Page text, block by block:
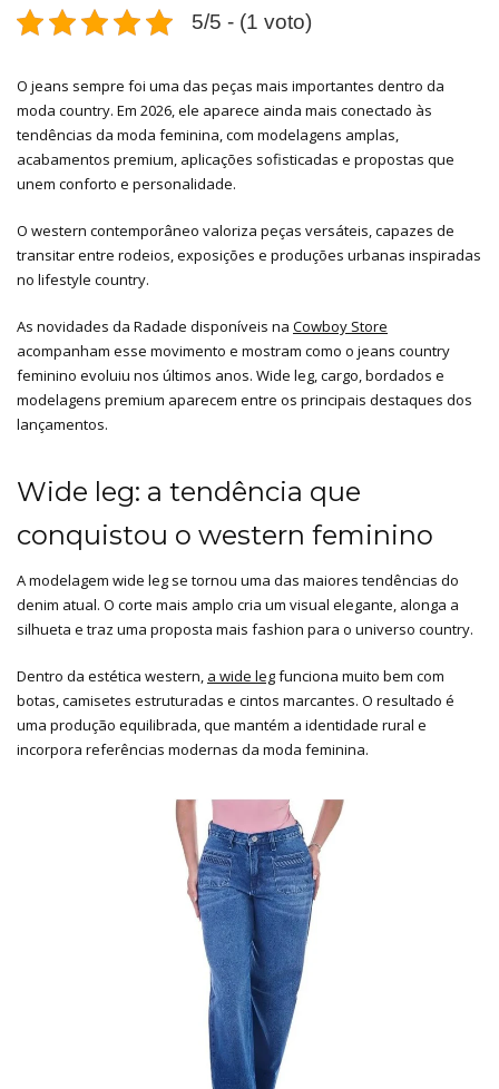
5/5 - (1 voto)
O jeans sempre foi uma das peças mais importantes dentro da
moda country. Em 2026, ele aparece ainda mais conectado às
tendências da moda feminina, com modelagens amplas,
acabamentos premium, aplicações sofisticadas e propostas que
unem conforto e personalidade.
O western contemporâneo valoriza peças versáteis, capazes de
transitar entre rodeios, exposições e produções urbanas inspiradas
no lifestyle country.
As novidades da Radade disponíveis na Cowboy Store
acompanham esse movimento e mostram como o jeans country
feminino evoluiu nos últimos anos. Wide leg, cargo, bordados e
modelagens premium aparecem entre os principais destaques dos
lançamentos.
Wide leg: a tendência que
conquistou o western feminino
A modelagem wide leg se tornou uma das maiores tendências do
denim atual. O corte mais amplo cria um visual elegante, alonga a
silhueta e traz uma proposta mais fashion para o universo country.
Dentro da estética western, a wide legfunciona muito bem com
botas, camisetes estruturadas e cintos marcantes. O resultado é
uma produção equilibrada, que mantém a identidade rural e
incorpora referências modernas da moda feminina.